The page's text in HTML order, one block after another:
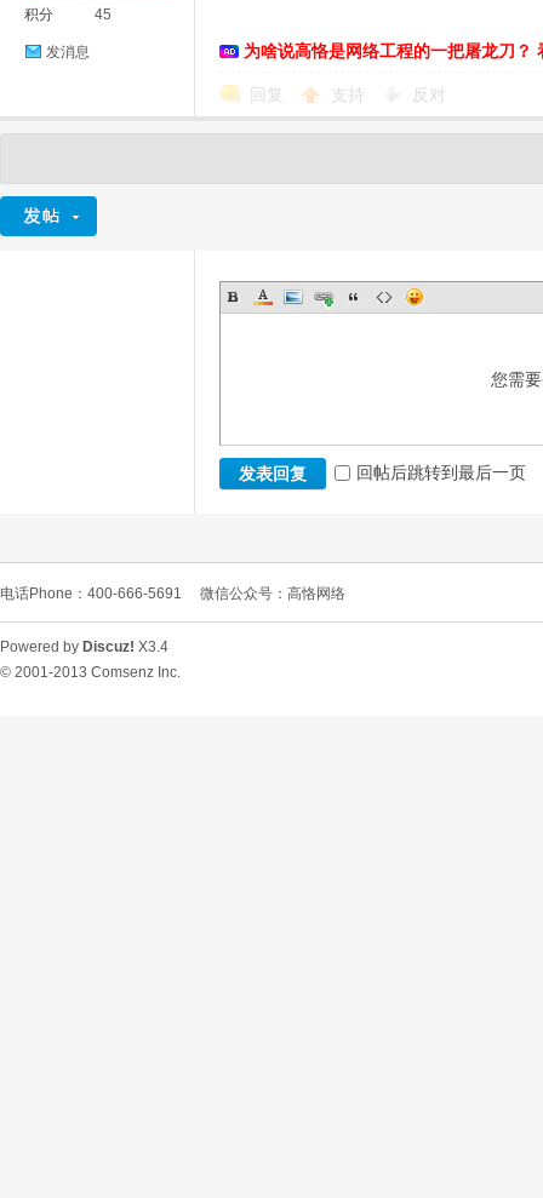
积分 45
发消息 为啥说高恪是网络工程的一把屠龙刀？
回复 支持 反对
您需
发表回复 回帖后跳转到最后一页
电话Phone：400-666-5691 微信公众号：高恪网络
Powered by Discuz! X3.4
© 2001-2013 Comsenz Inc.